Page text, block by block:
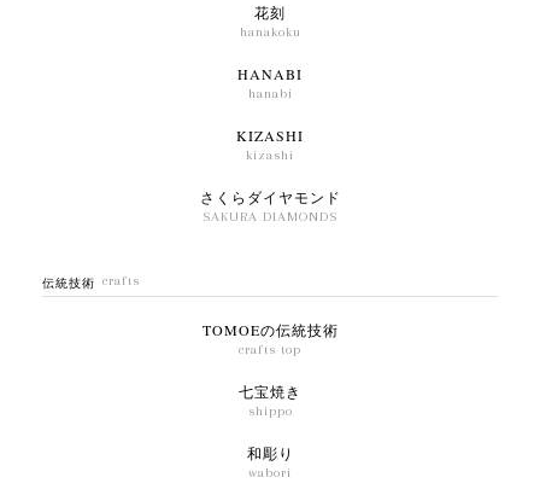
花刻
hanakoku
HANABI
hanabi
KIZASHI
kizashi
さくらダイヤモンド
SAKURA DIAMONDS
伝統技術 crafts
TOMOEの伝統技術
crafts top
七宝焼き
shippo
和彫り
wabori